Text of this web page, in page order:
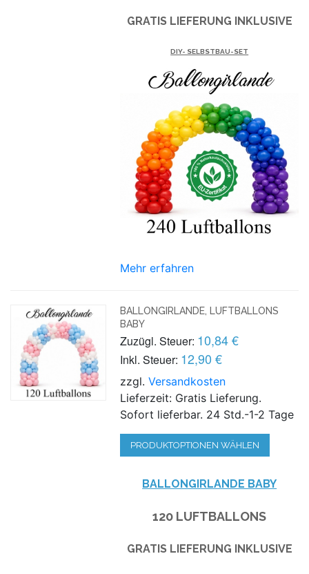
GRATIS LIEFERUNG INKLUSIVE
DIY- SELBSTBAU-SET
Mehr erfahren
BALLONGIRLANDE, LUFTBALLONS
BABY
Zuzügl. Steuer: 10,84 €
Inkl. Steuer: 12,90 €
zzgl.Versandkosten
Lieferzeit: Gratis Lieferung.
Sofort lieferbar. 24 Std.-1-2 Tage
PRODUKTOPTIONEN WÄHLEN
BALLONGIRLANDE BABY
120 LUFTBALLONS
GRATIS LIEFERUNG INKLUSIVE